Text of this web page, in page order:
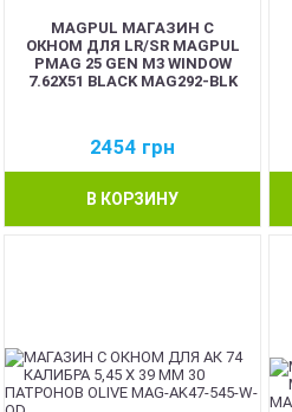
MAGPUL МАГАЗИН С
ОКНОМ ДЛЯ LR/SR MAGPUL
PMAG 25 GEN M3 WINDOW
7.62X51 BLACK MAG292-BLK
2454 грн
В КОРЗИНУ